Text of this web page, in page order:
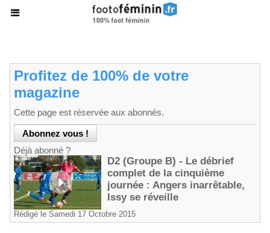
Profitez de 100% de votre
magazine
Cette page est réservée aux abonnés.
Déjà abonné ?
D2 (Groupe B) - Le débrief
complet de la cinquième
journée : Angers inarrêtable,
Issy se réveille
Rédigé le Samedi 17 Octobre 2015